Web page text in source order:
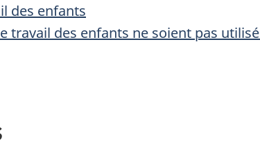
des enfants
travail des enfants ne soient pas